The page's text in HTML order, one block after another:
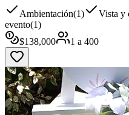
Ambientación(1) Vista y
evento(1)
$138,000 1 a 400